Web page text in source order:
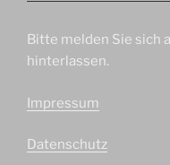
Bitte melden Sie sich
hinterlassen.
Impressum
Datenschutz